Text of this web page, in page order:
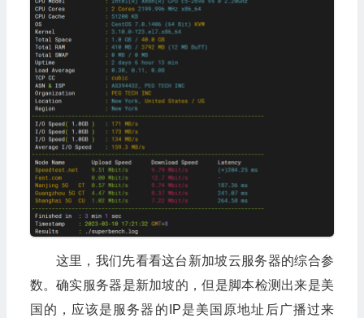
这里，我们先看看这台新加坡云服务器的综合参
数。确实服务器是新加坡的，但是脚本检测出来是美
国的，应该是服务器的IP是美国原地址后广播过来